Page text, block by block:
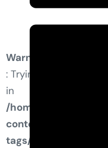
Warning
: Trying to access
in
/home/condell/
content/plugins/
tags/tags/post-